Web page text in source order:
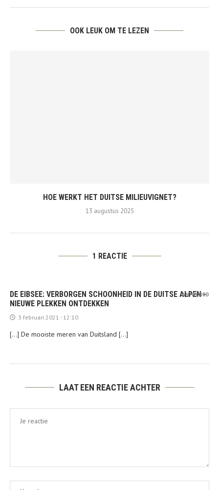
OOK LEUK OM TE LEZEN
HOE WERKT HET DUITSE MILIEUVIGNET?
13 augustus 2025
1 REACTIE
DE EIBSEE: VERBORGEN SCHOONHEID IN DE DUITSE ALPEN -
NIEUWE PLEKKEN ONTDEKKEN
3 februari 2021 - 12:10
[…] De mooiste meren van Duitsland […]
ANTWOORD
LAAT EEN REACTIE ACHTER